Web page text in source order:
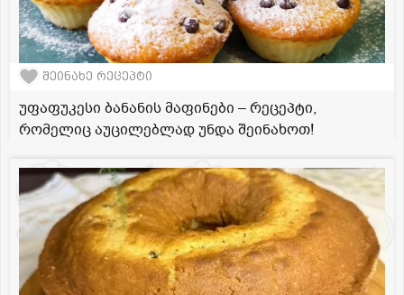
შეინახე რეცეპტი
უფაფუკესი ბანანის მაფინები – რეცეპტი,
რომელიც აუცილებლად უნდა შეინახოთ!